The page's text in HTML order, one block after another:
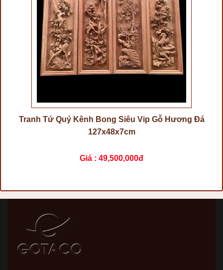
Tranh Tứ Quý Kênh Bong Siêu Vip Gỗ Hương Đá
127x48x7cm
Giá : 49,500,000đ